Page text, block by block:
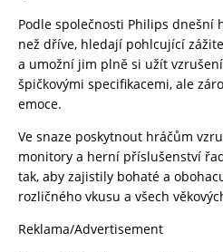
Podle společnosti Philips dnešní
než dříve, hledají pohlcující
a umožní jim plně si užít
špičkovými specifikacemi, ale
emoce.
Ve snaze poskytnout hráčům
monitory a herní příslušenství
tak, aby zajistily bohaté a
rozličného vkusu a všech
Reklama/Advertisement